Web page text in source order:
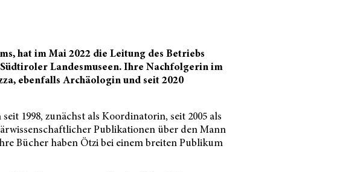
hat im Mai 2022 die Leitung des Betriebs
Landesmuseen. Ihre Nachfolgerin im
ebenfalls Archäologin und seit 2020
1998, zunächst als Koordinatorin, seit 2005 als
Publikationen über den Mann
Bücher haben Ötzi bei einem breiten Publikum